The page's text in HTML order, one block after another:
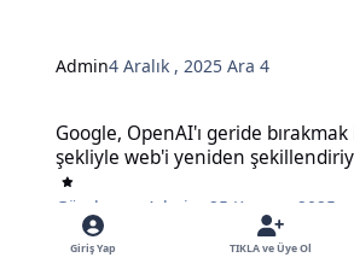
Admin4 Aralık , 2025Ara 4
Google, OpenAI'ı geride
şekliyle web'i yeniden
Gönderen: Admin
25 Kasım , 2025
0 cevap
495 görüntü
Giriş Yap TIKLA ve Üye Ol